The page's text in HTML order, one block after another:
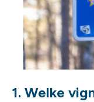
1. Welke